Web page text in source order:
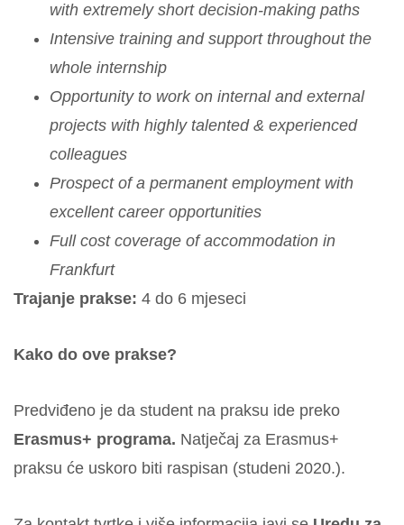
with extremely short decision-making paths
Intensive training and support throughout the
whole internship
Opportunity to work on internal and external
projects with highly talented & experienced
colleagues
Prospect of a permanent employment with
excellent career opportunities
Full cost coverage of accommodation in
Frankfurt
Trajanje prakse: 4 do 6 mjeseci
Kako do ove prakse?
Predviđeno je da student na praksu ide preko
Erasmus+ programa. Natječaj za Erasmus+
praksu će uskoro biti raspisan (studeni 2020.).